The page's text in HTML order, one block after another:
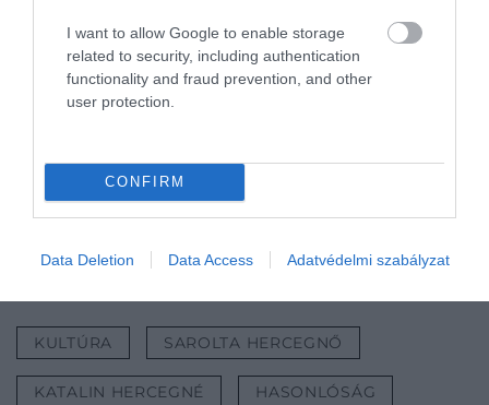
I want to allow Google to enable storage
related to security, including authentication
functionality and fraud prevention, and other
user protection.
CONFIRM
Data Deletion Data Access Adatvédelmi szabályzat
könnyebb kezelni. Erre
remek példa Fülöp, aki
sosem szokott hozzá,
beleszületett ebbe a
helyzetbe.
KULTÚRA SAROLTA HERCEGNŐ
KATALIN HERCEGNÉ HASONLÓSÁG